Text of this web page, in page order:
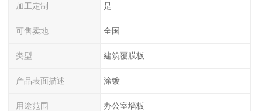
加工定制 是
可售卖地 全国
类型 建筑覆膜板
产品表面描述 涂镀
用途范围 办公室墙板